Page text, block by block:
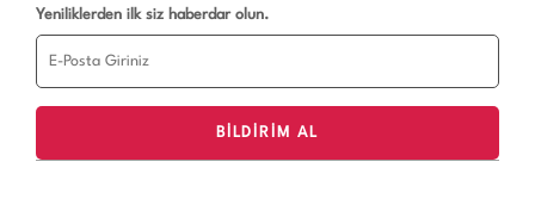
Yeniliklerden ilk siz haberdar olun.